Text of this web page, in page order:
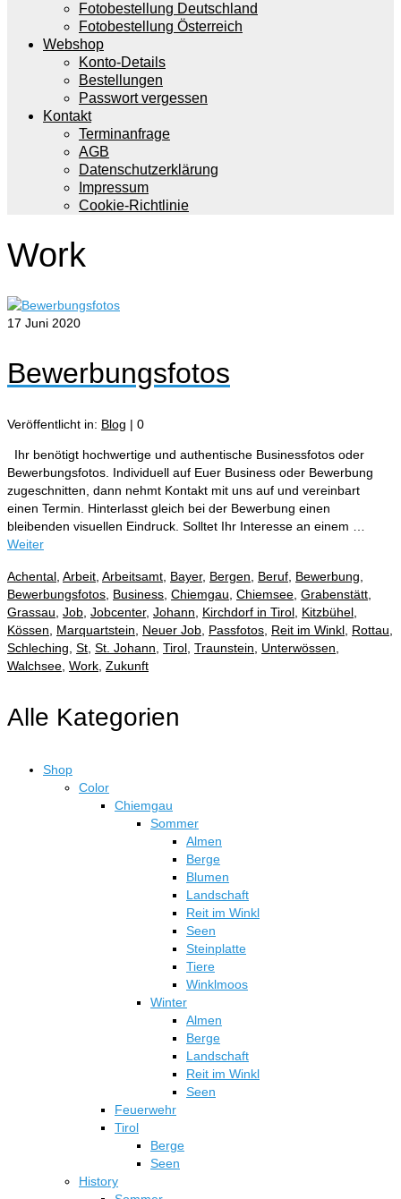
Fotobestellung Deutschland
Fotobestellung Österreich
Webshop
Konto-Details
Bestellungen
Passwort vergessen
Kontakt
Terminanfrage
AGB
Datenschutzerklärung
Impressum
Cookie-Richtlinie
Work
17 Juni 2020
Bewerbungsfotos
Veröffentlicht in: Blog | 0
Ihr benötigt hochwertige und authentische Businessfotos oder
Bewerbungsfotos. Individuell auf Euer Business oder Bewerbung
zugeschnitten, dann nehmt Kontakt mit uns auf und vereinbart
einen Termin. Hinterlasst gleich bei der Bewerbung einen
bleibenden visuellen Eindruck. Solltet Ihr Interesse an einem …
Weiter
Achental Arbeit Arbeitsamt Bayer, Bergen Beruf Bewerbung
Bewerbungsfotos Business Chiemgau Chiemsee Grabenstätt
Grassau Job Jobcenter, Johann Kirchdorf in Tirol Kitzbühel
Kössen
Marquartstein Neuer Job Passfotos Reit im Winkl Rottau
Schleching St St. Johann Tirol Traunstein Unterwössen
Walchsee Work Zukunft
Alle Kategorien
Shop
Color
Chiemgau
Sommer
Almen
Berge
Blumen
Landschaft
Reit im Winkl
Seen
Steinplatte
Tiere
Winklmoos
Winter
Almen
Berge
Landschaft
Reit im Winkl
Seen
Feuerwehr
Tirol
Berge
Seen
History